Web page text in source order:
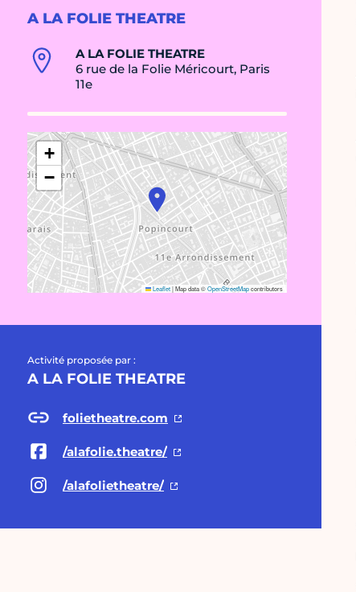
A LA FOLIE THEATRE
A LA FOLIE THEATRE
6 rue de la Folie Méricourt, Paris
11e
+
−
Leaflet|Map data ©OpenStreetMapcontributors
Activité proposée par :
A LA FOLIE THEATRE
folietheatre.com
/alafolie.theatre/
/alafolietheatre/